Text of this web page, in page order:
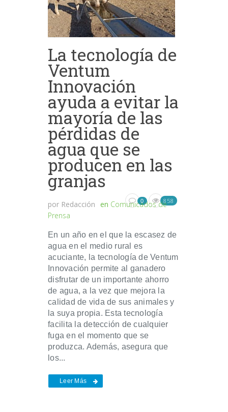
La tecnología de
Ventum
Innovación
ayuda a evitar la
mayoría de las
pérdidas de
agua que se
producen en las
granjas
por Redacción en Comunicados de
Prensa
0 858
En un año en el que la escasez de
agua en el medio rural es
acuciante, la tecnología de Ventum
Innovación permite al ganadero
disfrutar de un importante ahorro
de agua, a la vez que mejora la
calidad de vida de sus animales y
la suya propia. Esta tecnología
facilita la detección de cualquier
fuga en el momento que se
produzca. Además, asegura que
los...
Leer Más